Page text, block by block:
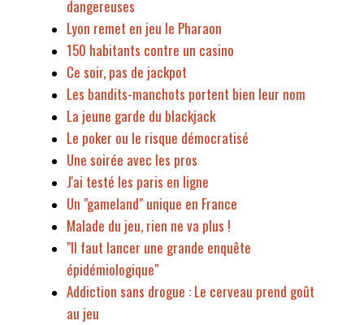
dangereuses
Lyon remet en jeu le Pharaon
150 habitants contre un casino
Ce soir, pas de jackpot
Les bandits-manchots portent bien leur nom
La jeune garde du blackjack
Le poker ou le risque démocratisé
Une soirée avec les pros
J'ai testé les paris en ligne
Un "gameland" unique en France
Malade du jeu, rien ne va plus !
"Il faut lancer une grande enquête
épidémiologique"
Addiction sans drogue : Le cerveau prend goût
au jeu